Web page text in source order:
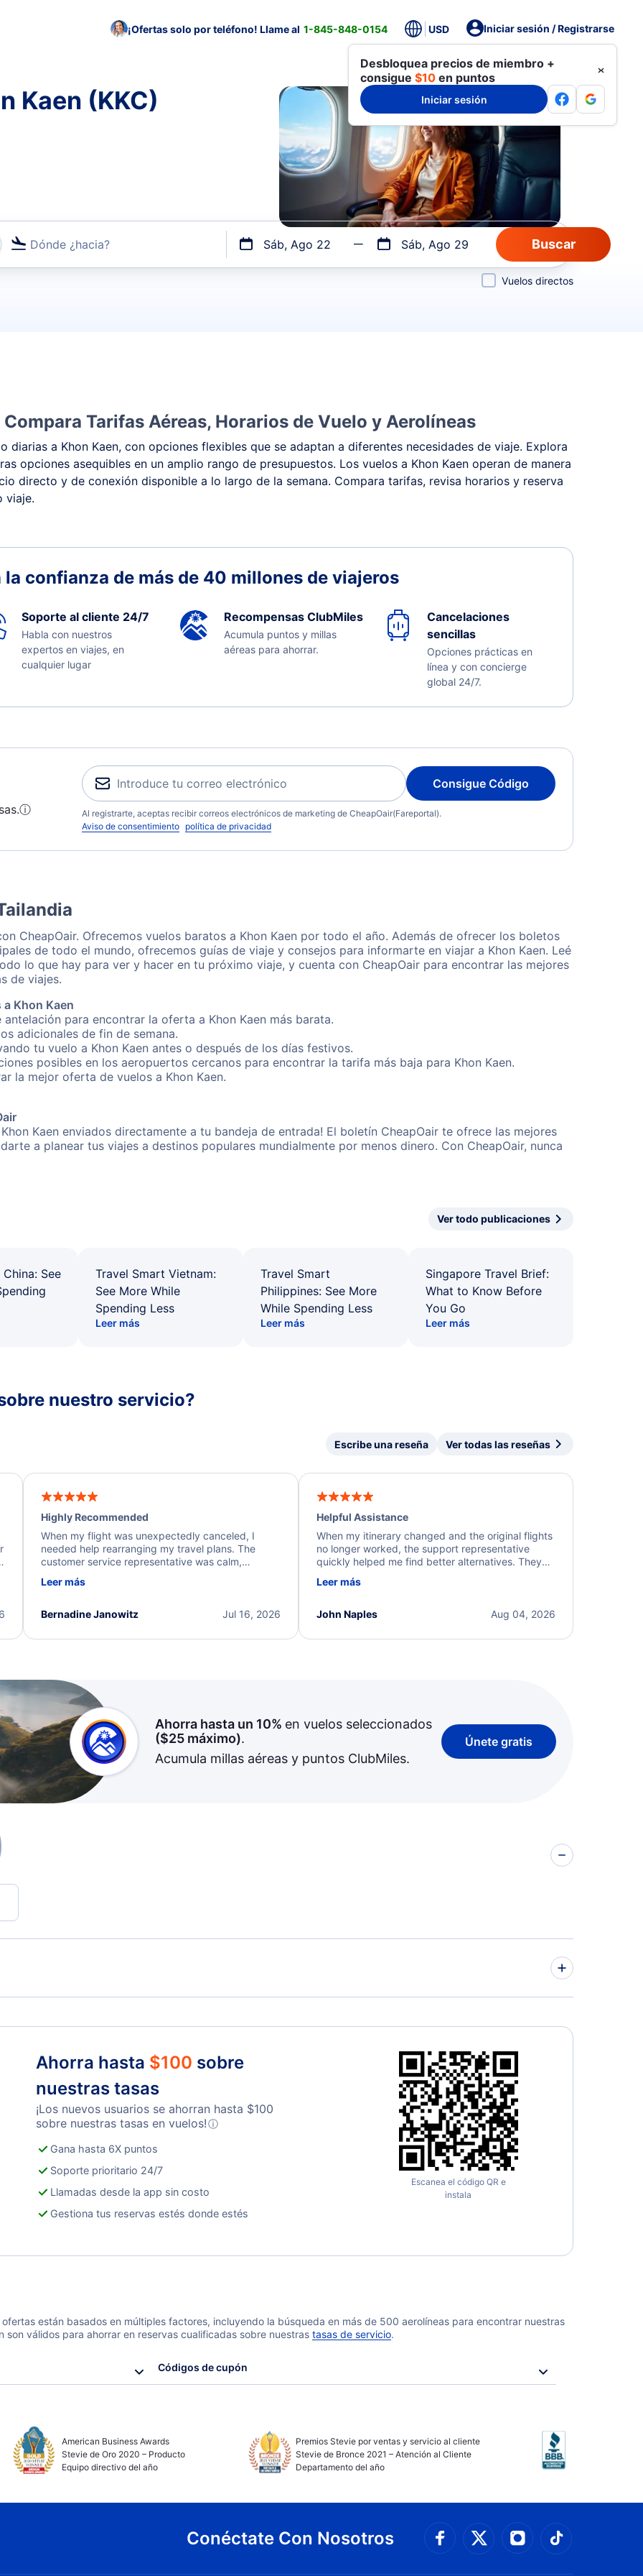
¡Ofertas solo por teléfono! Llame al 1-845-848-0154 USD Iniciar sesión / Registrarse
Desbloquea precios de miembro +
consigue $10 en puntos
Iniciar sesión
Kaen (KKC)
Dónde ¿hacia? Sáb, Ago 22 Sáb, Ago 29
o por vuelos directos
Vuelos directos
Tarifas Aéreas, Horarios de Vuelo y Aerolíneas
diarias a Khon Kaen, con opciones flexibles que se adaptan a diferentes necesidades de viaje. Explora
opciones asequibles en un amplio rango de presupuestos. Los vuelos a Khon Kaen operan de manera
directo y de conexión disponible a lo largo de la semana. Compara tarifas, revisa horarios y reserva
viaje.
la confianza de más de 40 millones de viajeros
Soporte al cliente 24/7
Habla con nuestros
expertos en viajes, en
cualquier lugar
Recompensas ClubMiles
Acumula puntos y millas
aéreas para ahorrar.
Cancelaciones
sencillas
Opciones prácticas en
línea y con concierge
global 24/7.
ⓘ
Consigue Código
Al registrarte, aceptas recibir correos electrónicos de marketing de CheapOair(Fareportal).
Aviso de consentimiento política de privacidad
CheapOair. Ofrecemos vuelos baratos a Khon Kaen por todo el año. Además de ofrecer los boletos
de todo el mundo, ofrecemos guías de viaje y consejos para informarte en viajar a Khon Kaen. Leé
lo que hay para ver y hacer en tu próximo viaje, y cuenta con CheapOair para encontrar las mejores
de viajes.
Khon Kaen
para encontrar la oferta a Khon Kaen más barata.
adicionales de fin de semana.
tu vuelo a Khon Kaen antes o después de los días festivos.
posibles en los aeropuertos cercanos para encontrar la tarifa más baja para Khon Kaen.
la mejor oferta de vuelos a Khon Kaen.
Kaen enviados directamente a tu bandeja de entrada! El boletín CheapOair te ofrece las mejores
a planear tus viajes a destinos populares mundialmente por menos dinero. Con CheapOair, nunca
Ver todo publicaciones
See
Travel Smart Vietnam:
See More While
Spending Less
Leer más
Travel Smart
Philippines: See More
While Spending Less
Leer más
Singapore Travel Brief:
What to Know Before
You Go
Leer más
nuestro servicio?
Escribe una reseña Ver todas las reseñas
Highly Recommended
When my flight was unexpectedly canceled, I
needed help rearranging my travel plans. The
customer service representative was calm,
process. They quickly found alternative flight
I truly appreciate the excellent support and
Leer más
Jul 16, 2026
Bernadine Janowitz
Helpful Assistance
When my itinerary changed and the original flights
no longer worked, the support representative
quickly helped me find better alternatives. They
beyond to resolve the issue. I'm grateful for the
Leer más
Aug 04, 2026
John Naples
Ahorra hasta un 10% en vuelos seleccionados
($25máximo).
Acumula millas aéreas y puntos ClubMiles.
Únete gratis
Ahorra hasta $100 sobre
nuestras tasas
¡Los nuevos usuarios se ahorran hasta $100
sobre nuestras tasas en vuelos!ⓘ
Gana hasta 6X puntos
Soporte prioritario 24/7
Llamadas desde la app sin costo
Gestiona tus reservas estés donde estés
Escanea el código QR e
instala
están basados en múltiples factores, incluyendo la búsqueda en más de 500 aerolíneas para encontrar nuestras
válidos para ahorrar en reservas cualificadas sobre nuestras tasas de servicio.
Códigos de cupón
American Business Awards
Stevie de Oro 2020 – Producto
Equipo directivo del año
Premios Stevie por ventas y servicio al cliente
Stevie de Bronce 2021 – Atención al Cliente
Departamento del año
Conéctate Con Nosotros
Conéctate con
Conéctate con
Connect with